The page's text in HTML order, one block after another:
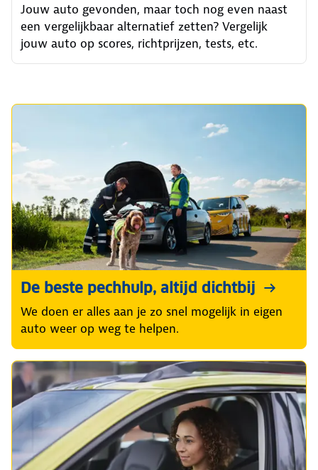
Jouw auto gevonden, maar toch nog even naast
een vergelijkbaar alternatief zetten? Vergelijk
jouw auto op scores, richtprijzen, tests, etc.
De beste pechhulp, altijd dichtbij
We doen er alles aan je zo snel mogelijk in eigen
auto weer op weg te helpen.